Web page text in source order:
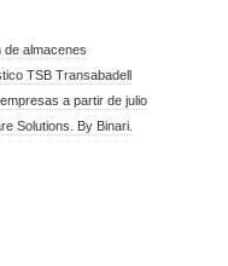
de almacenes
TSB Transabadell
a partir de julio
Solutions. By Binari.